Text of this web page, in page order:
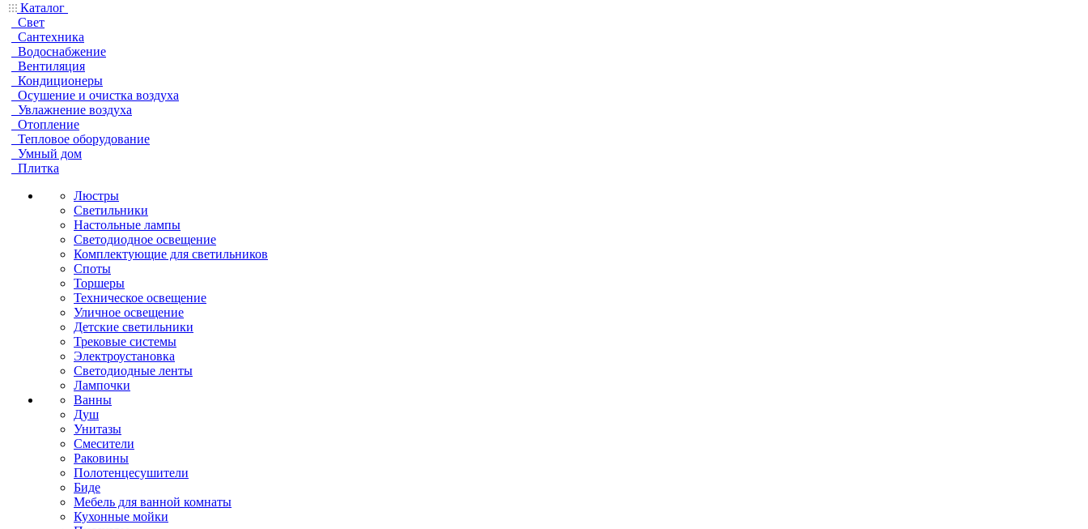
Каталог
Свет
Сантехника
Водоснабжение
Вентиляция
Кондиционеры
Осушение и очистка воздуха
Увлажнение воздуха
Отопление
Тепловое оборудование
Умный дом
Плитка
Люстры
Светильники
Настольные лампы
Светодиодное освещение
Комплектующие для светильников
Споты
Торшеры
Техническое освещение
Уличное освещение
Детские светильники
Трековые системы
Электроустановка
Светодиодные ленты
Лампочки
Ванны
Душ
Унитазы
Смесители
Раковины
Полотенцесушители
Биде
Мебель для ванной комнаты
Кухонные мойки